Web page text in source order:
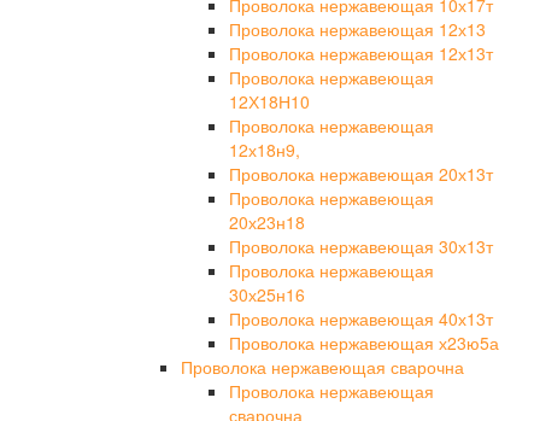
Проволока нержавеющая 10х17т
Проволока нержавеющая 12х13
Проволока нержавеющая 12х13т
Проволока нержавеющая
12Х18Н10
Проволока нержавеющая
12х18н9,
Проволока нержавеющая 20х13т
Проволока нержавеющая
20х23н18
Проволока нержавеющая 30х13т
Проволока нержавеющая
30х25н16
Проволока нержавеющая 40х13т
Проволока нержавеющая х23ю5а
Проволока нержавеющая сварочна
Проволока нержавеющая
сварочна